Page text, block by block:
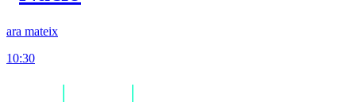
ara mateix
10:30